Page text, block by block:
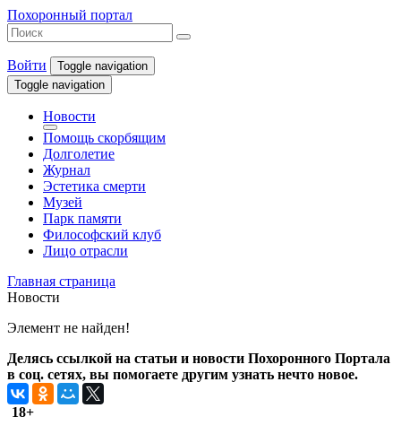
Похоронный портал
Войти
Toggle navigation
Toggle navigation
Новости
Помощь скорбящим
Долголетие
Журнал
Эстетика смерти
Музей
Парк памяти
Философский клуб
Лицо отрасли
Главная страница
Новости
Элемент не найден!
Делясь ссылкой на статьи и новости Похоронного Портала
в соц. сетях, вы помогаете другим узнать нечто новое.
18+